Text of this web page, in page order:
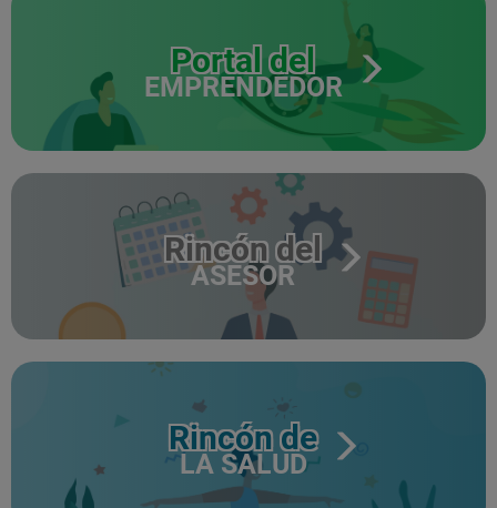
Portal del
EMPRENDEDOR
Rincón del
ASESOR
Rincón de
LA SALUD